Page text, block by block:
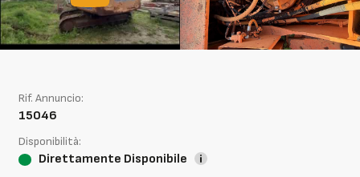
Rif. Annuncio:
15046
Disponibilità:
Direttamente Disponibile